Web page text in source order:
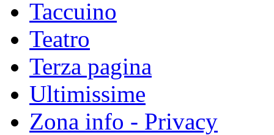
Taccuino
Teatro
Terza pagina
Ultimissime
Zona info - Privacy